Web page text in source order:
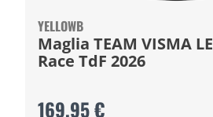
YELLOWB
Maglia TEAM VISMA
Race TdF 2026
169,95 €